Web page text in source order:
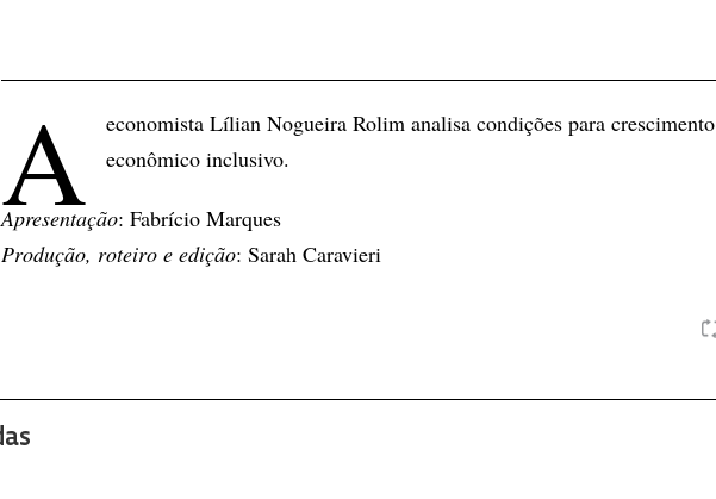
A
economista Lílian Nogueira Rolim analisa condições para crescimento
econômico inclusivo.
Apresentação: Fabrício Marques
Produção, roteiro e edição: Sarah Caravieri